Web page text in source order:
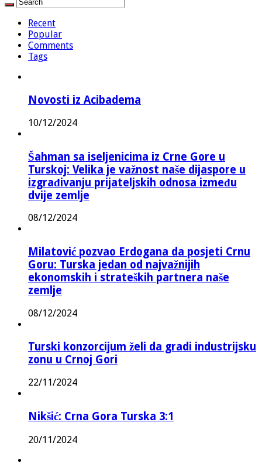
Recent
Popular
Comments
Tags
Novosti iz Acibadema
10/12/2024
Šahman sa iseljenicima iz Crne Gore u
Turskoj: Velika je važnost naše dijaspore u
izgrađivanju prijateljskih odnosa između
dvije zemlje
08/12/2024
Milatović pozvao Erdogana da posjeti Crnu
Goru: Turska jedan od najvažnijih
ekonomskih i strateških partnera naše
zemlje
08/12/2024
Turski konzorcijum želi da gradi industrijsku
zonu u Crnoj Gori
22/11/2024
Nikšić: Crna Gora Turska 3:1
20/11/2024